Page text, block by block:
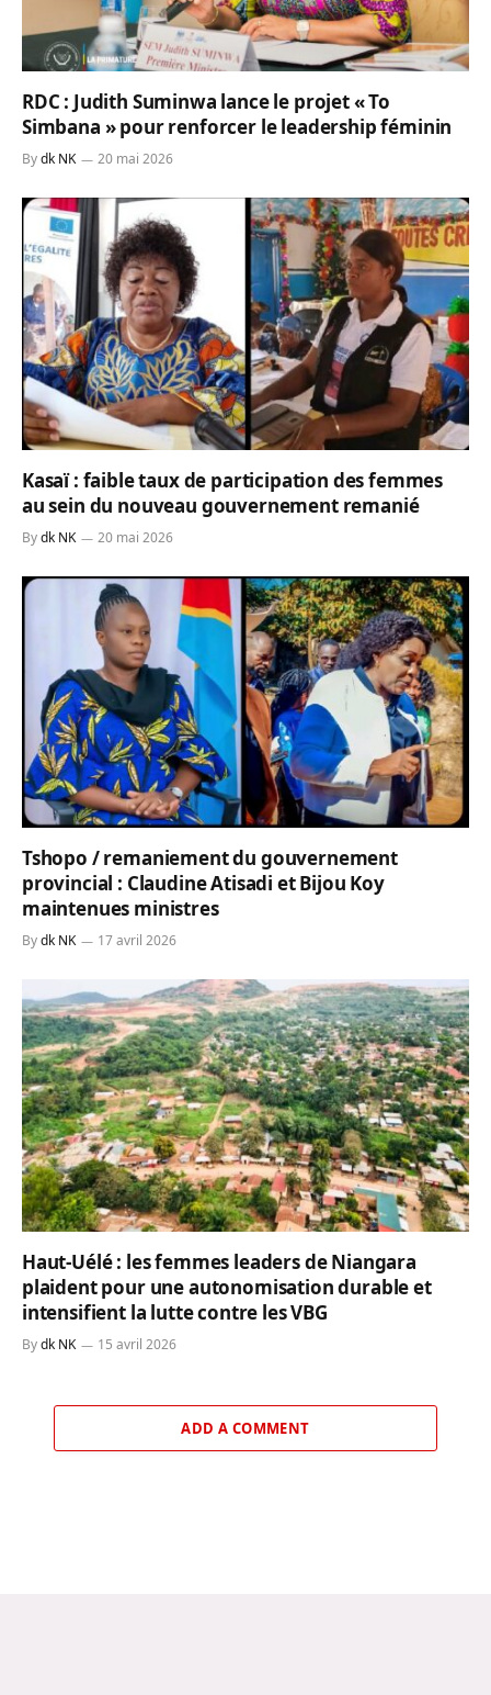
RDC : Judith Suminwa lance le projet « To
Simbana » pour renforcer le leadership féminin
Bydk NK 20 mai 2026
Kasaï : faible taux de participation des femmes
au sein du nouveau gouvernement remanié
Bydk NK 20 mai 2026
Tshopo / remaniement du gouvernement
provincial : Claudine Atisadi et Bijou Koy
maintenues ministres
Bydk NK 17 avril 2026
Haut-Uélé : les femmes leaders de Niangara
plaident pour une autonomisation durable et
intensifient la lutte contre les VBG
Bydk NK 15 avril 2026
ADD A COMMENT